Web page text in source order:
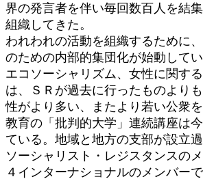
界の発言者を伴い毎回数百人を結
組織してきた。
われわれの活動を組織するために
のための内部的集団化が始動してい
エコソーシャリズム、女性に関す
は、ＳＲが過去に行ったものより
性がより多い、またより若い公衆
教育の「批判的大学」連続講座は
ている。地域と地方の支部が設立過
ソーシャリスト・レジスタンスの
４インターナショナルのメンバー